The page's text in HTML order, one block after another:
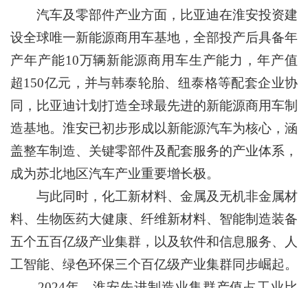
汽车及零部件产业方面，比亚迪在淮安投资建
设全球唯一新能源商用车基地，全部投产后具备年
产年产能10万辆新能源商用车生产能力，年产值
超150亿元，并与韩泰轮胎、纽泰格等配套企业协
同，比亚迪计划打造全球最先进的新能源商用车制
造基地。淮安已初步形成以新能源汽车为核心，涵
盖整车制造、关键零部件及配套服务的产业体系，
成为苏北地区汽车产业重要增长极。
与此同时，化工新材料、金属及无机非金属材
料、生物医药大健康、纤维新材料、智能制造装备
五个五百亿级产业集群，以及软件和信息服务、人
工智能、绿色环保三个百亿级产业集群同步崛起。